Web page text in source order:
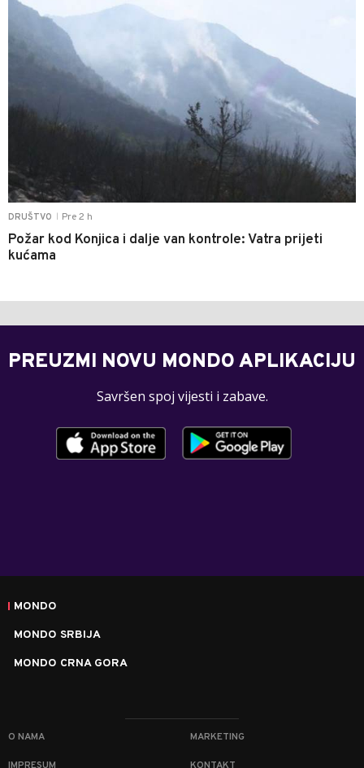
DRUŠTVO Pre 2 h
Požar kod Konjica i dalje van kontrole: Vatra prijeti
kućama
PREUZMI NOVU MONDO APLIKACIJU
Savršen spoj vijesti i zabave.
MONDO
MONDO SRBIJA
MONDO CRNA GORA
O NAMA MARKETING